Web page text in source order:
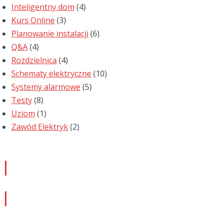
Inteligentny dom (4)
Kurs Online (3)
Planowanie instalacji (6)
Q&A(4)
Rozdzielnica (4)
Schematy elektryczne (10)
Systemy alarmowe (5)
Testy(8)
Uziom (1)
Zawód Elektryk(2)